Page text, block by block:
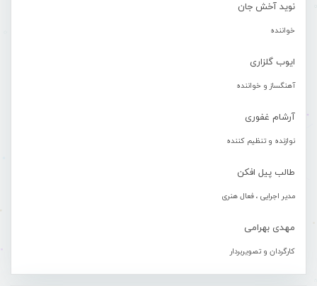
نوید آخش جان
خواننده
ایوب گلزاری
آهنگساز و خواننده
آرشام غفوری
نوازنده و تنظیم کننده
طالب پیل افکن
مدیر اجرایی ، فعال هنری
مهدی بهرامی
کارگردان و تصویربردار